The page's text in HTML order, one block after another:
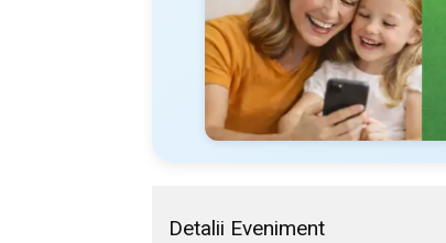
Detalii Eveniment